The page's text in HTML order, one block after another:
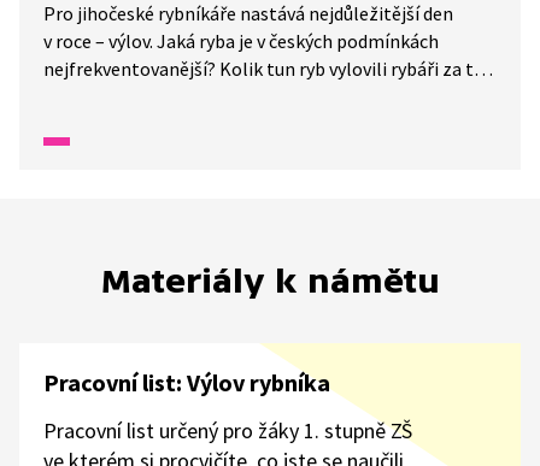
Pro jihočeské rybníkáře nastává nejdůležitější den
v roce – výlov. Jaká ryba je v českých podmínkách
nejfrekventovanější? Kolik tun ryb vylovili rybáři za tři
Materiály k námětu
Pracovní list: Výlov rybníka
Pracovní list určený pro žáky 1. stupně ZŠ